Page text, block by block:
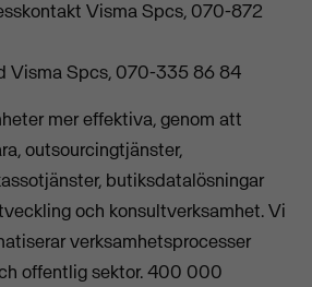
Visma Spcs, 070-872
Visma Spcs, 070-335 86 84
mer effektiva, genom att
outsourcingtjänster,
butiksdatalösningar
och konsultverksamhet. Vi
verksamhetsprocesser
offentlig sektor. 400 000